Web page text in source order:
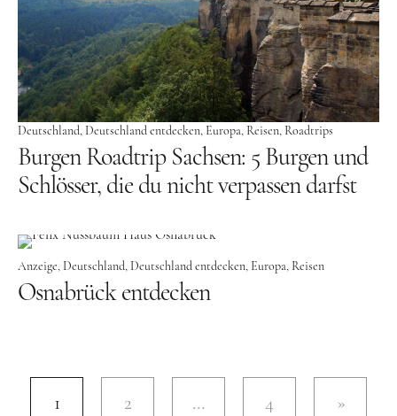
Deutschland Deutschland entdecken Europa Reisen Roadtrips
Burgen Roadtrip Sachsen: 5 Burgen und
Schlösser, die du nicht verpassen darfst
Anzeige Deutschland Deutschland entdecken Europa Reisen
Osnabrück entdecken
1 2 … 4